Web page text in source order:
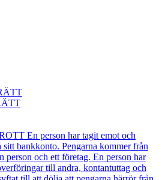
En person har tagit emot och
bankkonto. Pengarna kommer från
person och ett företag. En person har
till andra, kontantuttag och